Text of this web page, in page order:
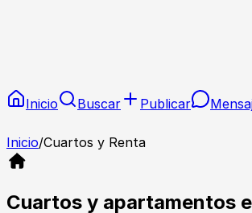
Inicio Buscar Publicar
Inicio/Cuartos y Renta
Cuartos y apartamentos